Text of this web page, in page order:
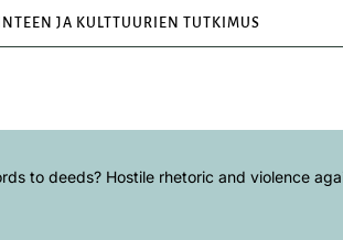
JA KULTTUURIEN TUTKIMUS
to deeds? Hostile rhetoric and violence